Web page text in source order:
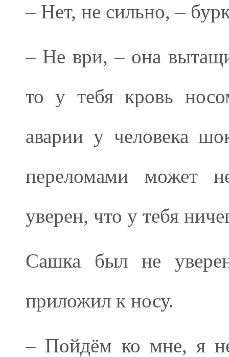
– Нет, не сильно, –
– Не ври, – она
то у тебя кровь
аварии у человека
переломами может
уверен, что у тебя
Сашка был не
приложил к носу.
– Пойдём ко мне, я